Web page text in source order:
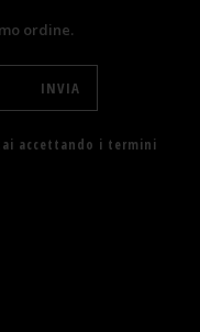
ordine.
accettando i termini